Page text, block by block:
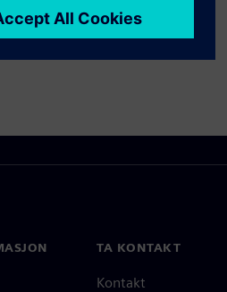
TA KONTAKT
Kontakt